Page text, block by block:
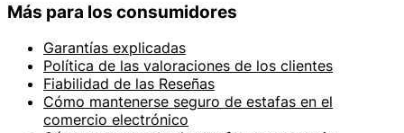
Más para los consumidores
Garantías explicadas
Política de las valoraciones de los clientes
Fiabilidad de las Reseñas
Cómo mantenerse seguro de estafas en el
comercio electrónico